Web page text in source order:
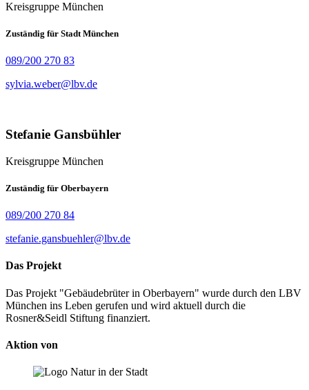
Kreisgruppe München
Zuständig für Stadt München
089/200 270 83
sylvia.weber@lbv.de
Stefanie Gansbühler
Kreisgruppe München
Zuständig für Oberbayern
089/200 270 84
stefanie.gansbuehler@lbv.de
Das Projekt
Das Projekt "Gebäudebrüter in Oberbayern" wurde durch den LBV
München ins Leben gerufen und wird aktuell durch die
Rosner&Seidl Stiftung finanziert.
Aktion von